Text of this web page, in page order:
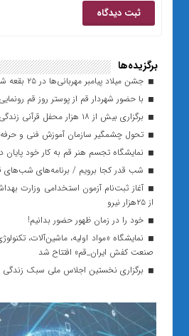
برگزیده‌ها
جشن میلاد پیامبر مهربانی‌ها در ۲۵ بقعه شاخص قم
با حضور شهردار قم از پوستر روز قم
برگزاری بیش از ۱۸ هزار محفل قرآنی زندگی با آیه‌ها در قم
تحول چشمگیر سازمان آموزش فنی و حرفه‌ای در ۳
نمایشگاه تجسم هنر قم به کار خود پایان
شب قدر کجا برویم / برنامه‌های شب‌های
آغاز ثبت‌نام آزمون استخدامی وزارت
از ۲۵هزار نیرو
خود را در زمان ظهور حضور بدانیم!
نمایشگاه «مواد اولیه، ماشین‌آلات،
صنعت کفش ایران_قم» افتتاح شد
برگزاری نخستین اجلاس ملی سبک زندگی